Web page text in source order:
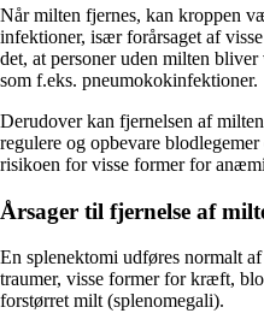
Når milten fjernes, kan kroppen
infektioner, især forårsaget af
det, at personer uden milten
som f.eks. pneumokokinfektioner.
Derudover kan fjernelsen af
regulere og opbevare
risikoen for visse former for
Årsager til fjernelse af
En splenektomi udføres normalt
traumer, visse former for kræft,
forstørret milt (splenomegali).